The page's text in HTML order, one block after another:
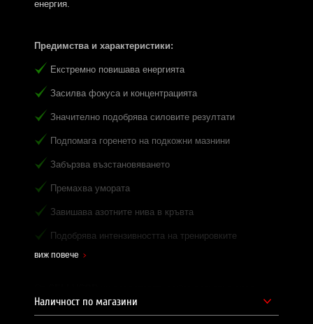
енергия.
Предимства и характеристики:
Екстремно повишава енергията
Засилва фокуса и концентрацията
Значително подобрява силовите резултати
Подпомага горенето на подкожни мазнини
Забързва възстановяването
Премахва умората
Завишава азотните нива в кръвта
Подобрява интензивността на тренировките
световната бодибилдинг индустрия, един от най-
мощните до момента предтренировъчни продукти, с
нова подобрена формула –C4.Значително подобрява
виж повече
Наличност по магазини